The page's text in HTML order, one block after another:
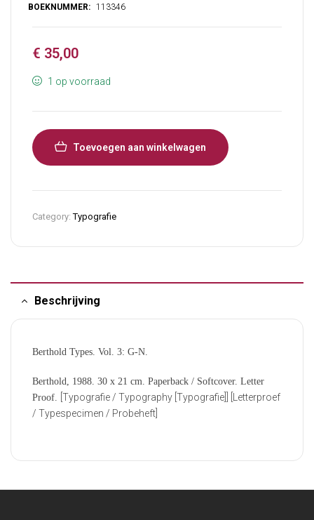
€ 35,00
1 op voorraad
Toevoegen aan winkelwagen
Category:Typografie
Beschrijving
Berthold Types. Vol. 3: G-N.
Berthold, 1988. 30 x 21 cm. Paperback / Softcover. Letter
Proof. [Typografie / Typography [Typografie]] [Letterproef
/ Typespecimen / Probeheft]